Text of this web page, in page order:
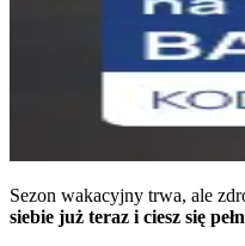
Sezon wakacyjny trwa, ale
siebie już teraz i ciesz się